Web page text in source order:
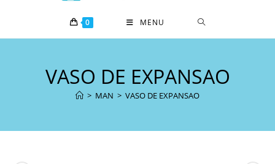
0 MENU
VASO DE EXPANSAO
> MAN > VASO DE EXPANSAO